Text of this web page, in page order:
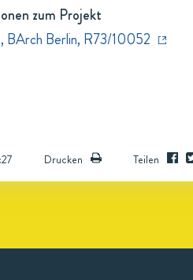
zum Projekt
BArch Berlin, R73/10052
Drucken Teilen